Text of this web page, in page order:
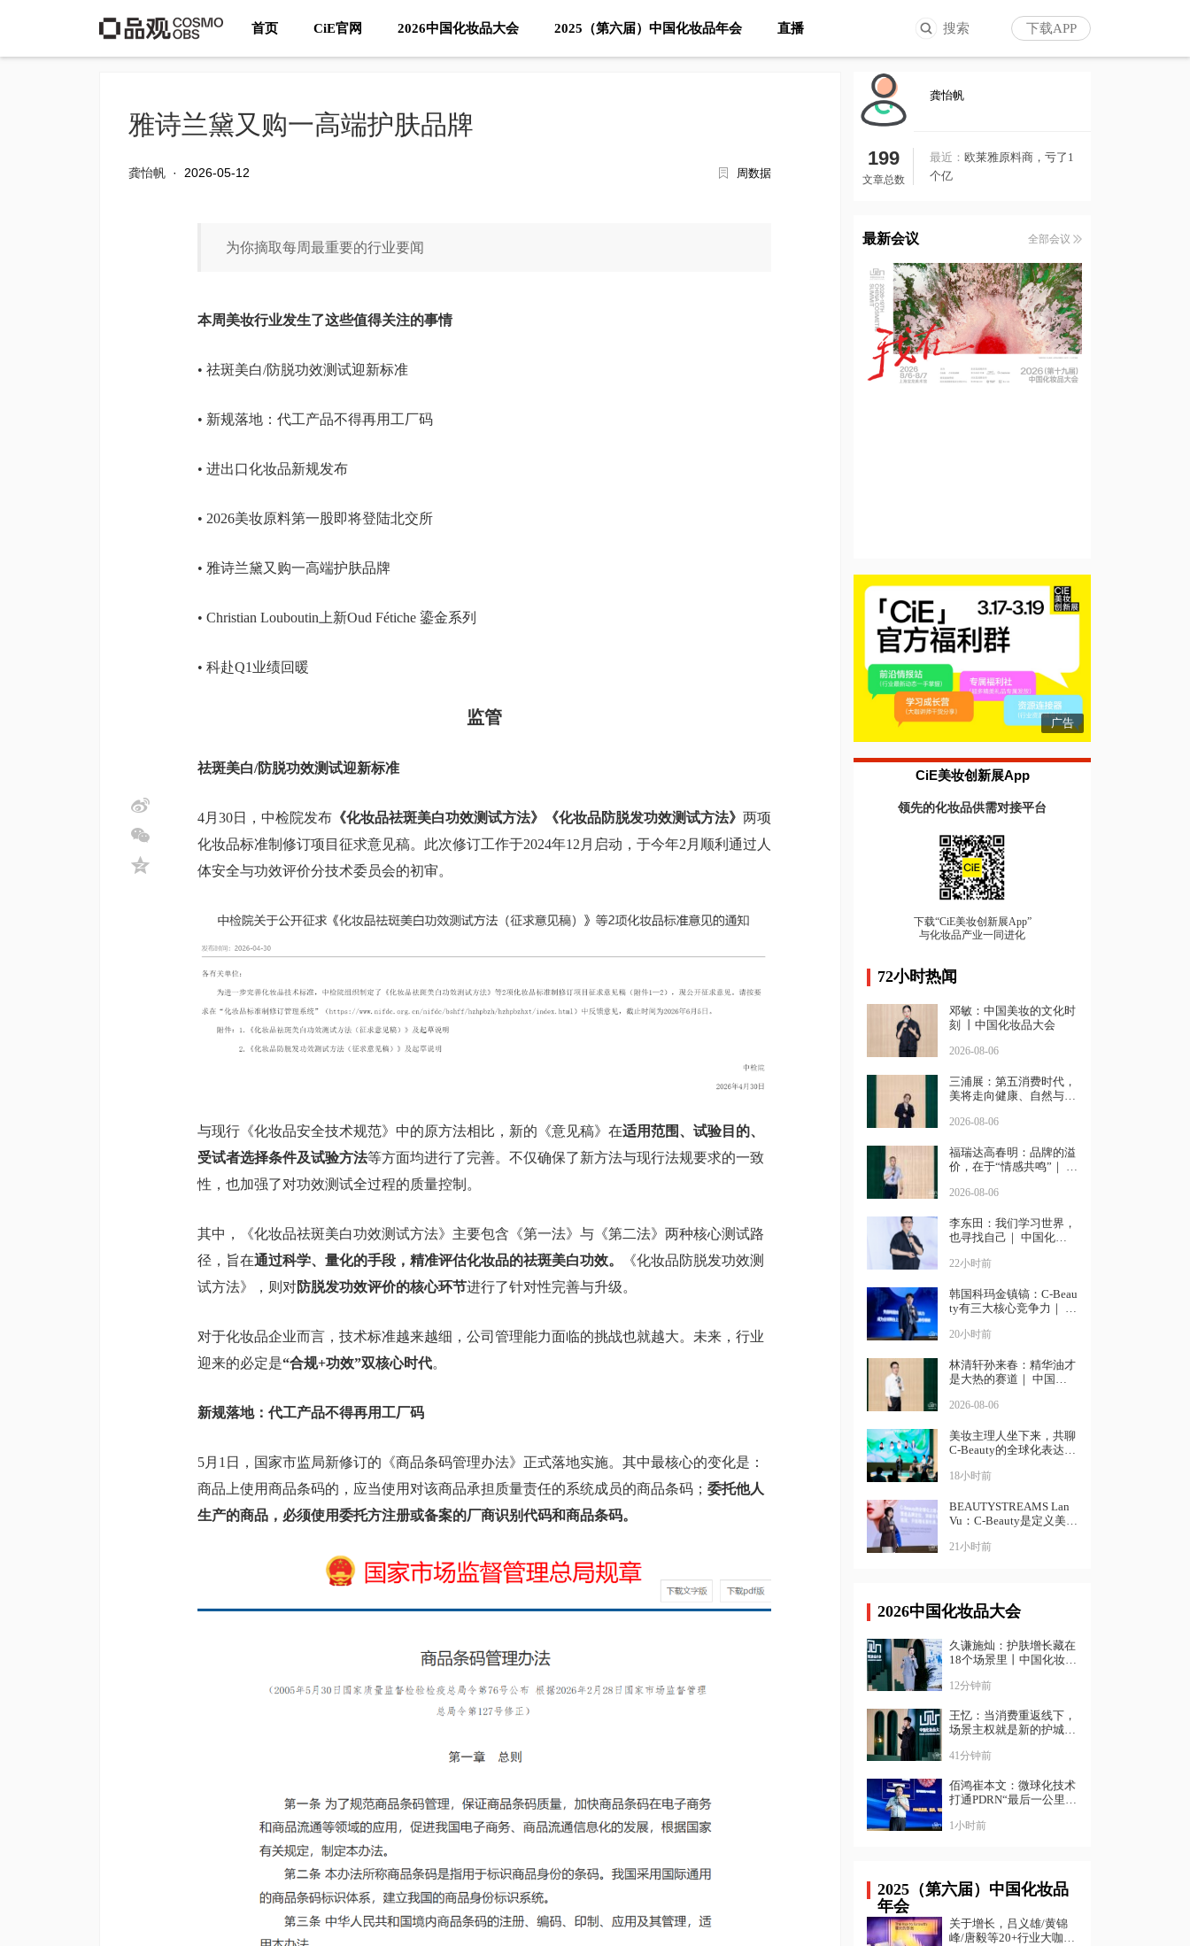
首页 CiE官网 2026中国化妆品大会 2025（第六届）中国化妆品年会 直播 下载APP
搜索
雅诗兰黛又购一高端护肤品牌
周数据
龚怡帆 · 2026-05-12
为你摘取每周最重要的行业要闻
本周美妆行业发生了这些值得关注的事情
• 祛斑美白/防脱功效测试迎新标准
• 新规落地：代工产品不得再用工厂码
• 进出口化妆品新规发布
• 2026美妆原料第一股即将登陆北交所
• 雅诗兰黛又购一高端护肤品牌
• Christian Louboutin上新Oud Fétiche 鎏金系列
• 科赴Q1业绩回暖
监管
祛斑美白/防脱功效测试迎新标准
4月30日，中检院发布 《化妆品祛斑美白功效测试方法》《化妆品防脱发功效测试方法》 两项
化妆品标准制修订项目征求意见稿。此次修订工作于2024年12月启动，于今年2月顺利通过人
体安全与功效评价分技术委员会的初审。
与现行《化妆品安全技术规范》中的原方法相比，新的《意见稿》在适用范围、试验目的、
受试者选择条件及试验方法等方面均进行了完善。不仅确保了新方法与现行法规要求的一致
性，也加强了对功效测试全过程的质量控制。
其中，《化妆品祛斑美白功效测试方法》主要包含《第一法》与《第二法》两种核心测试路
径，旨在通过科学、量化的手段，精准评估化妆品的祛斑美白功效。
《化妆品防脱发功效测
试方法》，则对防脱发功效评价的核心环节进行了针对性完善与升级。
对于化妆品企业而言，技术标准越来越细，公司管理能力面临的挑战也就越大。未来，行业
迎来的必定是“合规+功效”双核心时代。
新规落地：代工产品不得再用工厂码
5月1日，国家市监局新修订的《商品条码管理办法》正式落地实施。其中最核心的变化是：
商品上使用商品条码的，应当使用对该商品承担质量责任的系统成员的商品条码； 委托他人
生产的商品，必须使用委托方注册或备案的厂商识别代码和商品条码。
龚怡帆
199
文章总数
最近： 欧莱雅原料商，亏了1
个亿
最新会议 全部会议
广告
CiE美妆创新展App
领先的化妆品供需对接平台
下载“CiE美妆创新展App”
与化妆品产业一同进化
72小时热闻
邓敏：中国美妆的文化时
刻 丨中国化妆品大会
2026-08-06
三浦展：第五消费时代，
美将走向健康、自然与坚
2026-08-06
福瑞达高春明：品牌的溢
价，在于“情感共鸣”｜ 中
2026-08-06
李东田：我们学习世界，
也寻找自己｜ 中国化妆
22小时前
韩国科玛金镇镐：C-Beau
ty有三大核心竞争力｜ 中
20小时前
林清轩孙来春：精华油才
是大热的赛道｜ 中国化
2026-08-06
美妆主理人坐下来，共聊
C-Beauty的全球化表达丨
18小时前
BEAUTYSTREAMS Lan
Vu：C-Beauty是定义美妆
品大会
21小时前
2026中国化妆品大会
久谦施灿：护肤增长藏在
18个场景里丨中国化妆品
12分钟前
王忆：当消费重返线下，
场景主权就是新的护城河
41分钟前
佰鸿崔本文：微球化技术
打通PDRN“最后一公里”
1小时前
2025（第六届）中国化妆品
年会
关于增长，吕义雄/黄锦
峰/唐毅等20+行业大咖给